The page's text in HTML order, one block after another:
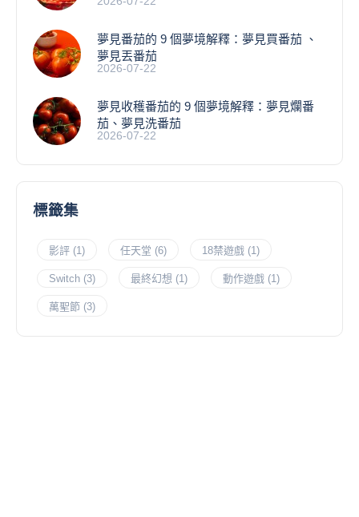
夢見番茄的 9 個夢境解釋：夢見買番茄 、
夢見丟番茄
2026-07-22
夢見收穫番茄的 9 個夢境解釋：夢見爛番
茄、夢見洗番茄
2026-07-22
標籤集
影評 (1) 任天堂 (6) 18禁遊戲 (1)
Switch (3) 最終幻想 (1) 動作遊戲 (1)
萬聖節 (3)